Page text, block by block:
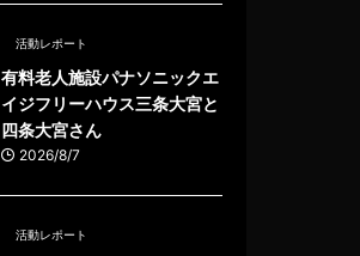
活動レポート
有料老人施設パナソニックエ
イジフリーハウス三条大宮と
四条大宮さん
2026/8/7
活動レポート